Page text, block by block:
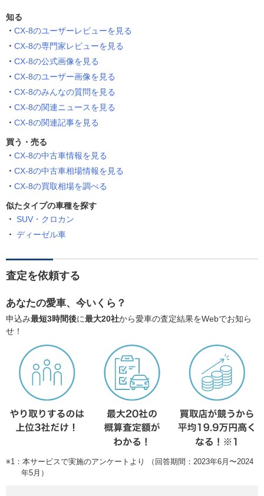
知る
CX-8のユーザーレビューを見る
CX-8の専門家レビューを見る
CX-8の公式画像を見る
CX-8のユーザー画像を見る
CX-8のみんなの質問を見る
CX-8の関連ニュースを見る
CX-8の関連記事を見る
買う・売る
CX-8の中古車情報を見る
CX-8の中古車相場情報を見る
CX-8の買取相場を調べる
似たタイプの車種を探す
SUV・クロカン
ディーゼル車
査定を依頼する
あなたの愛車、今いくら？
申込み最短3時間後に最大20社から愛車の査定結果をWebでお知ら
せ！
※1：本サービスで実施のアンケートより （回答期間：2023年6月〜2024
年5月）